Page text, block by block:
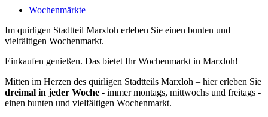
Wochenmärkte
Im quirligen Stadtteil Marxloh erleben Sie einen bunten und
vielfältigen Wochenmarkt.
Einkaufen genießen. Das bietet Ihr Wochenmarkt in Marxloh!
Mitten im Herzen des quirligen Stadtteils Marxloh – hier erleben Sie
dreimal in jeder Woche - immer montags, mittwochs und freitags -
einen bunten und vielfältigen Wochenmarkt.